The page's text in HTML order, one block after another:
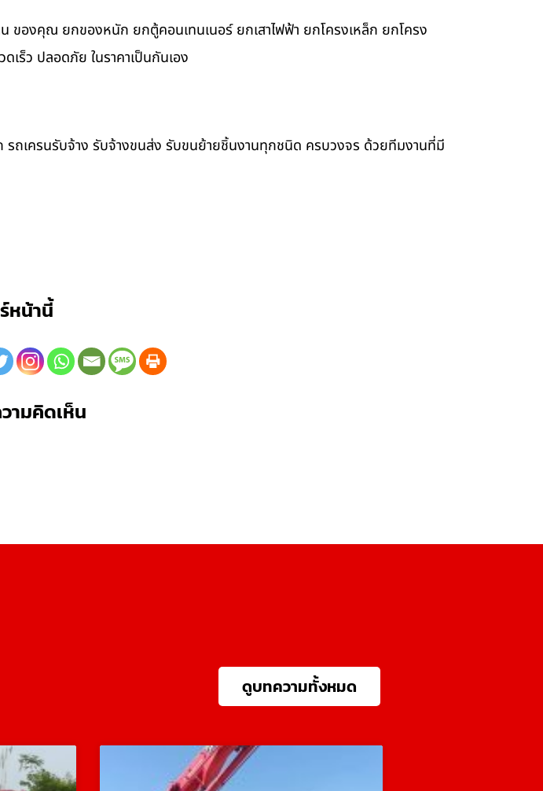
น ของคุณ ยกของหนัก ยกตู้คอนเทนเนอร์ ยกเสาไฟฟ้า ยกโครงเหล็ก ยกโครง
ร็ว ปลอดภัย ในราคาเป็นกันเอง
รถเครนรับจ้าง รับจ้างขนส่ง รับขนย้ายชิ้นงานทุกชนิด ครบวงจร ด้วยทีมงานที่มี
หน้านี้
ามคิดเห็น
ดูบทความทั้งหมด